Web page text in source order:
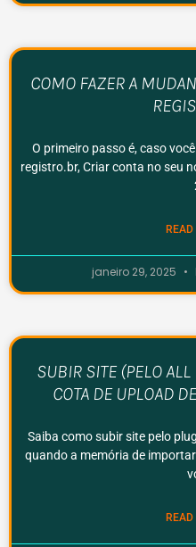
COMO FAZER A
O primeiro passo é, caso
registro.br, Criar conta no seu
janeiro 29, 2025
SUBIR SITE (PELO
COTA DE UPLOAD
Saiba como subir site pelo
quando a memória de